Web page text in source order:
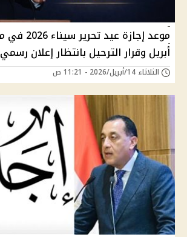
أبريل وقرار الترحيل بانتظار إعلان رسمي
الثلاثاء 14/أبريل/2026 - 11:21 ص